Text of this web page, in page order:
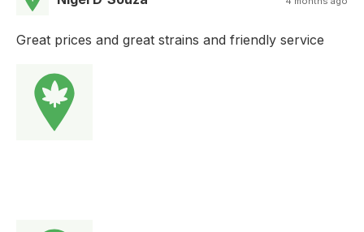
Great prices and great strains and friendly service